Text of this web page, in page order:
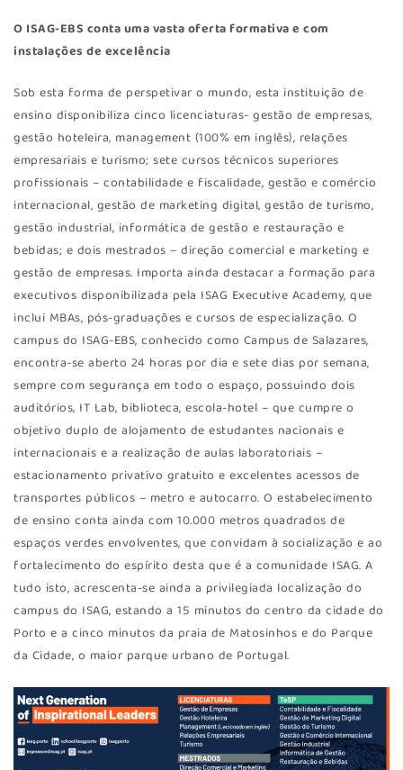
O ISAG-EBS conta uma vasta oferta formativa e com
instalações de excelência
Sob esta forma de perspetivar o mundo, esta instituição de
ensino disponibiliza cinco licenciaturas- gestão de empresas,
gestão hoteleira, management (100% em inglês), relações
empresariais e turismo; sete cursos técnicos superiores
profissionais – contabilidade e fiscalidade, gestão e comércio
internacional, gestão de marketing digital, gestão de turismo,
gestão industrial, informática de gestão e restauração e
bebidas; e dois mestrados – direção comercial e marketing e
gestão de empresas. Importa ainda destacar a formação para
executivos disponibilizada pela ISAG Executive Academy, que
inclui MBAs, pós-graduações e cursos de especialização. O
campus do ISAG-EBS, conhecido como Campus de Salazares,
encontra-se aberto 24 horas por dia e sete dias por semana,
sempre com segurança em todo o espaço, possuindo dois
auditórios, IT Lab, biblioteca, escola-hotel – que cumpre o
objetivo duplo de alojamento de estudantes nacionais e
internacionais e a realização de aulas laboratoriais –
estacionamento privativo gratuito e excelentes acessos de
transportes públicos – metro e autocarro. O estabelecimento
de ensino conta ainda com 10.000 metros quadrados de
espaços verdes envolventes, que convidam à socialização e ao
fortalecimento do espírito desta que é a comunidade ISAG. A
tudo isto, acrescenta-se ainda a privilegiada localização do
campus do ISAG, estando a 15 minutos do centro da cidade do
Porto e a cinco minutos da praia de Matosinhos e do Parque
da Cidade, o maior parque urbano de Portugal.